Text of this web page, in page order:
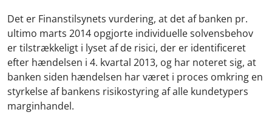
Det er Finanstilsynets vurdering, at det af banken pr.
ultimo marts 2014 opgjorte individuelle solvensbehov
er tilstrækkeligt i lyset af de risici, der er identificeret
efter hændelsen i 4. kvartal 2013, og har noteret sig, at
banken siden hændelsen har været i proces omkring en
styrkelse af bankens risikostyring af alle kundetypers
marginhandel.